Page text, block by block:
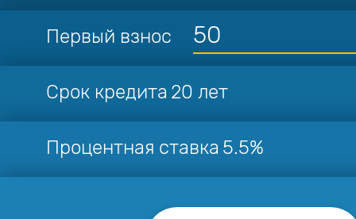
Первый взнос
Срок кредита 20 лет
Процентная ставка 5.5%